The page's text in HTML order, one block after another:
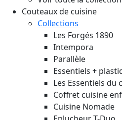
Couteaux de cuisine
Collections
Les Forgés 1890
Intempora
Parallèle
Essentiels +
Les Essentiels du
Coffret cuisine
Cuisine Nomade